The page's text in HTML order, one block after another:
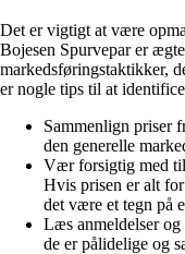
Det er vigtigt at være
Bojesen Spurvepar er
markedsføringstaktikker,
er nogle tips til at
Sammenlign priser
den generelle
Vær forsigtig med
Hvis prisen er alt
det være et tegn på
Læs anmeldelser
de er pålidelige og